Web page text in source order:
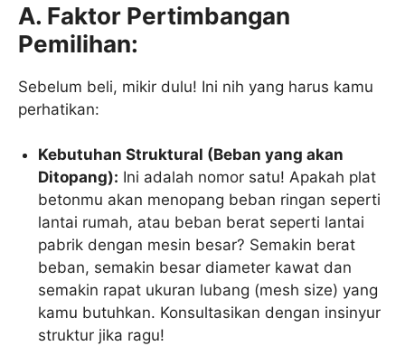
A. Faktor Pertimbangan
Pemilihan:
Sebelum beli, mikir dulu! Ini nih yang harus kamu
perhatikan:
Kebutuhan Struktural (Beban yang akan
Ditopang): Ini adalah nomor satu! Apakah plat
betonmu akan menopang beban ringan seperti
lantai rumah, atau beban berat seperti lantai
pabrik dengan mesin besar? Semakin berat
beban, semakin besar diameter kawat dan
semakin rapat ukuran lubang (mesh size) yang
kamu butuhkan. Konsultasikan dengan insinyur
struktur jika ragu!